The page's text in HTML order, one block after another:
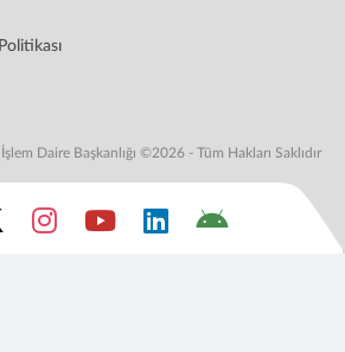
Daire Başkanlığı ©2026 - Tüm Hakları Saklıdır